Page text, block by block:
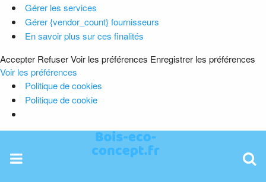
Gérer les services
Gérer {vendor_count} fournisseurs
En savoir plus sur ces finalités
Accepter RefuserVoir les préférences Enregistrer les préférences
Voir les préférences
Politique de cookies
Politique de cookie
content